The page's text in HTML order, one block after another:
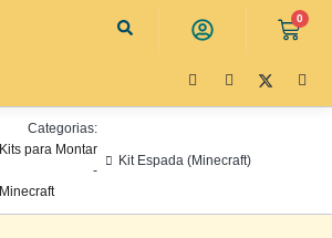
0
Categorias:
Kits para Montar
-
Minecraft
Kit Espada (Minecraft)